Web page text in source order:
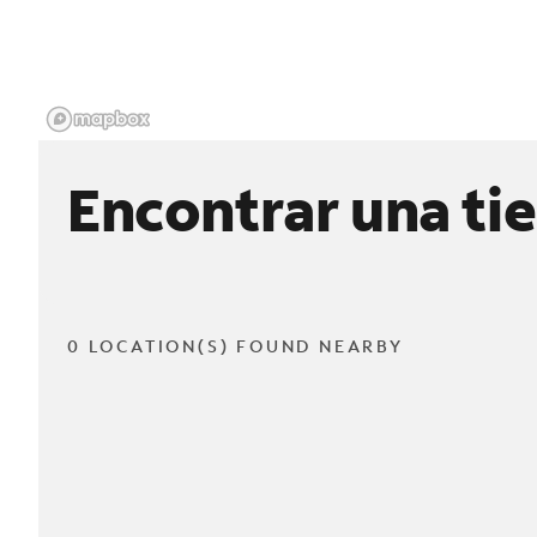
Encontrar una
0 LOCATION(S) FOUND NEARBY